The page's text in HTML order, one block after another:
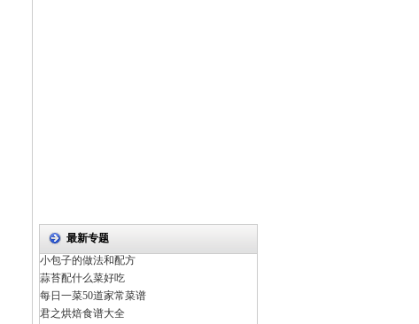
最新专题
小包子的做法和配方
蒜苔配什么菜好吃
每日一菜50道家常菜谱
君之烘焙食谱大全